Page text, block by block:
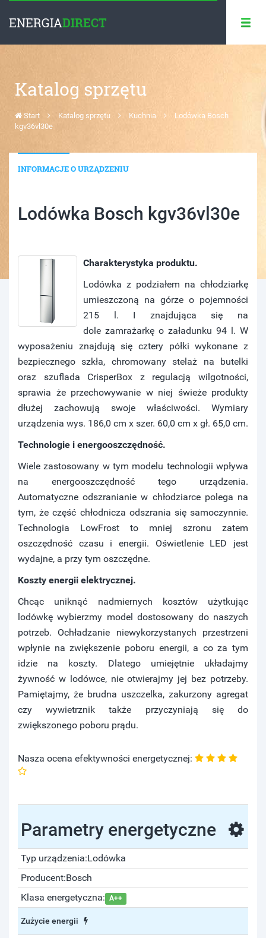
ENERGIADIRECT
Katalog sprzętu
Start Katalog sprzętu Kuchnia
Lodówka Bosch
kgv36vl30e
INFORMACJE O URZĄDZENIU
Lodówka Bosch kgv36vl30e
Charakterystyka produktu.
Lodówka z podziałem na chłodziarkę
umieszczoną na górze o pojemności
215 l. I znajdująca się na
dole zamrażarkę o załadunku 94 l. W
wyposażeniu znajdują się cztery półki wykonane z
bezpiecznego szkła, chromowany stelaż na butelki
oraz szuflada CrisperBox z regulacją wilgotności,
sprawia że przechowywanie w niej świeże produkty
dłużej zachowują swoje właściwości. Wymiary
urządzenia wys. 186,0 cm x szer. 60,0 cm x gł. 65,0 cm.
Technologie i energooszczędność.
Wiele zastosowany w tym modelu technologii wpływa
na energooszczędność tego urządzenia.
Automatyczne odszranianie w chłodziarce polega na
tym, że część chłodnicza odszrania się samoczynnie.
Technologia LowFrost to mniej szronu zatem
oszczędność czasu i energii. Oświetlenie LED jest
wydajne, a przy tym oszczędne.
Koszty energii elektrycznej.
Chcąc uniknąć nadmiernych kosztów użytkując
lodówkę wybierzmy model dostosowany do naszych
potrzeb. Ochładzanie niewykorzystanych przestrzeni
wpłynie na zwiększenie poboru energii, a co za tym
idzie na koszty. Dlatego umiejętnie układajmy
żywność w lodówce, nie otwierajmy jej bez potrzeby.
Pamiętajmy, że brudna uszczelka, zakurzony agregat
czy wywietrznik także przyczyniają się do
zwiększonego poboru prądu.
Nasza ocena efektywności energetycznej:
Parametry energetyczne
Typ urządzenia:Lodówka
Producent:Bosch
Klasa energetyczna: A++
Zużycie energii